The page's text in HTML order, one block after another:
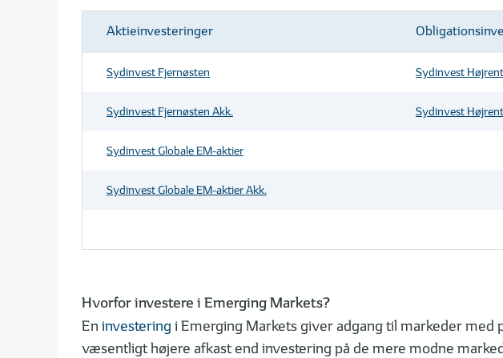
Aktieinvesteringer
Sydinvest Fjernøsten Sydinvest
Sydinvest Fjernøsten Akk. Sydinvest
Sydinvest Globale EM-aktier
Sydinvest Globale EM-aktier Akk.
Hvorfor investere i Emerging Markets?
En investeringi Emerging Markets giver adgang til markeder med
væsentligt højere afkast end investering på de mere modne